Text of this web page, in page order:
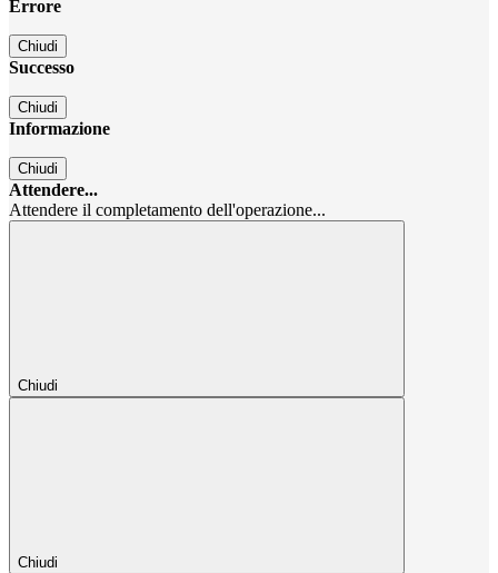
Errore
Chiudi
Successo
Chiudi
Informazione
Chiudi
Attendere...
Attendere il completamento dell'operazione...
Chiudi
Chiudi